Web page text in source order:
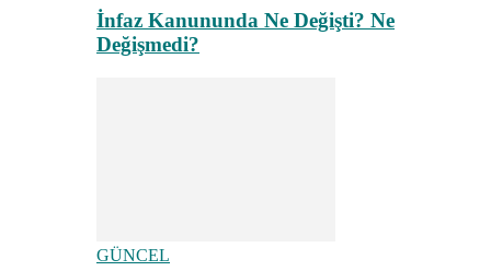
İnfaz Kanununda Ne Değişti? Ne
Değişmedi?
GÜNCEL